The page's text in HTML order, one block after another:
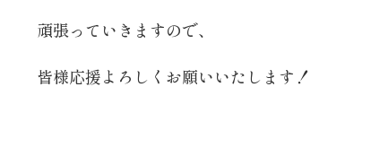
頑張っていきますので、
皆様応援よろしくお願いいたします！